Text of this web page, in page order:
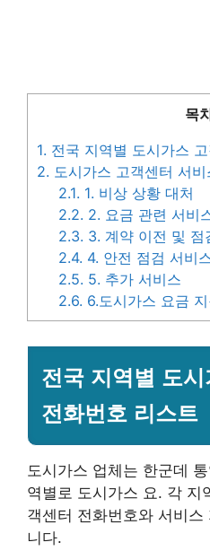
목
1. 전국 지역별 도시가스
2. 도시가스 고객센터 서
2.1. 1. 비상 상황 대처
2.2. 2. 요금 관련 서비
2.3. 3. 계약 이전 및 점
2.4. 4. 안전 점검 서비
2.5. 5. 추가 서비스
2.6. 6.도시가스 요금
전국 지역별 도시
전화번호 리스트
도시가스 업체는 한군데
역별로 도시가스 요. 각 지
객센터 전화번호와 서비
니다.